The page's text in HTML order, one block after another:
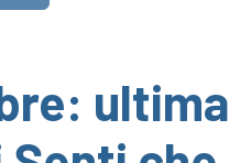
ultima